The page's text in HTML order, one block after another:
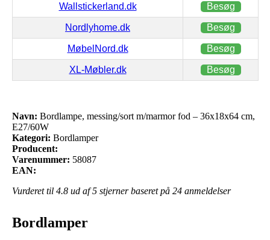
Wallstickerland.dk Besøg
Nordlyhome.dk Besøg
MøbelNord.dk Besøg
XL-Møbler.dk Besøg
Navn: Bordlampe, messing/sort m/marmor fod – 36x18x64 cm,
E27/60W
Kategori: Bordlamper
Producent:
Varenummer: 58087
EAN:
Vurderet til 4.8 ud af 5 stjerner baseret på 24 anmeldelser
Bordlamper